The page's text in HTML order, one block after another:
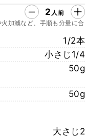
2 人前
加減など、手順も分量に合
1/2本
小さじ1/4
50g
50g
大さじ2